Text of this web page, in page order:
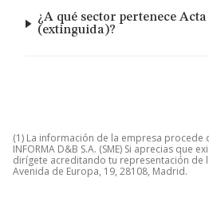
¿A qué sector pertenece
(extinguida)?
(1) La información de la empresa procede
INFORMA D&B S.A. (SME) Si aprecias que
dirígete acreditando tu representación de
Avenida de Europa, 19, 28108, Madrid.